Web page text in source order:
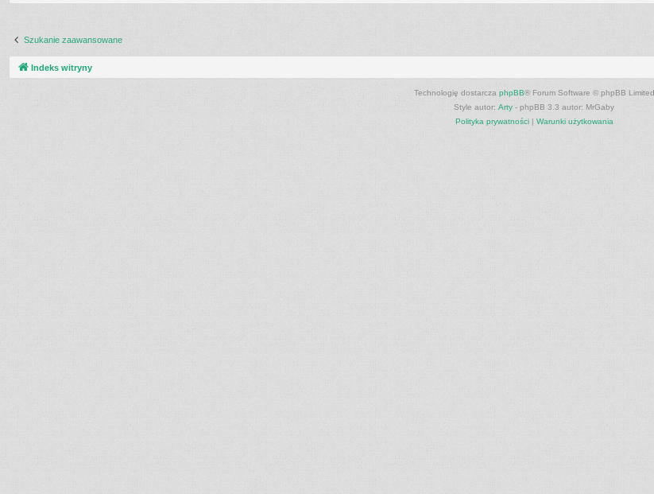
Szukanie zaawansowane
Indeks witryny
Technologię dostarcza phpBB® Forum Software © phpBB Limited
Style autor: Arty - phpBB 3.3 autor: MrGaby
Polityka prywatności| Warunki użytkowania